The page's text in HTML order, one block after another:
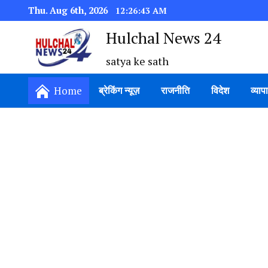
Thu. Aug 6th, 2026 12:26:43 AM
Hulchal News 24
satya ke sath
Home ब्रेकिंग न्यूज़ राजनीति विदेश